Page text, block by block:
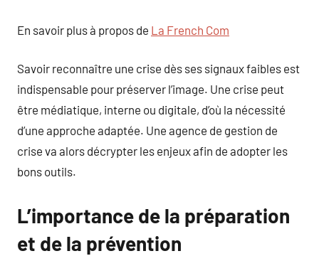
En savoir plus à propos de La French Com
Savoir reconnaître une crise dès ses signaux faibles est
indispensable pour préserver l’image. Une crise peut
être médiatique, interne ou digitale, d’où la nécessité
d’une approche adaptée. Une agence de gestion de
crise va alors décrypter les enjeux afin de adopter les
bons outils.
L’importance de la préparation
et de la prévention